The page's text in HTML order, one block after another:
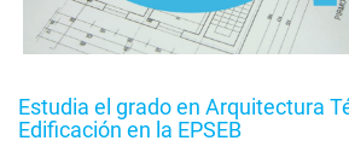
Estudia el grado en Arquitectura
Edificación en la EPSEB